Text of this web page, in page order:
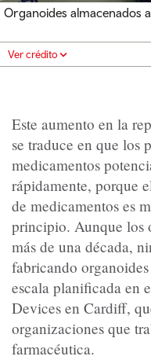
Organoides almacenados
Ver crédito
Este aumento en la
se traduce en que los
medicamentos
rápidamente, porque
de medicamentos es
principio. Aunque los
más de una década,
fabricando
escala planificada en
Devices en Cardiff,
organizaciones que
farmacéutica.